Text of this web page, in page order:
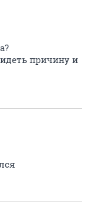
причину и